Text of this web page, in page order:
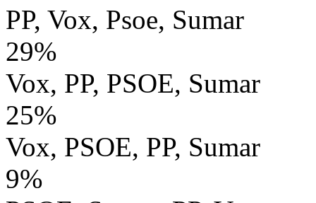
PP, Vox, Psoe, Sumar
29%
Vox, PP, PSOE, Sumar
25%
Vox, PSOE, PP, Sumar
9%